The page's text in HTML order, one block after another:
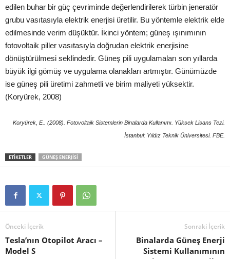
edilen buhar bir güç çevriminde değerlendirilerek türbin jeneratör
grubu vasıtasıyla elektrik enerjisi üretilir. Bu yöntemle elektrik elde
edilmesinde verim düşüktür. İkinci yöntem; güneş ışınımının
fotovoltaik piller vasıtasıyla doğrudan elektrik enerjisine
dönüştürülmesi seklindedir. Güneş pili uygulamaları son yıllarda
büyük ilgi gömüş ve uygulama olanakları artmıştır. Günümüzde
ise güneş pili üretimi zahmetli ve birim maliyeti yüksektir.
(Koryürek, 2008)
Koryürek, E.. (2008). Fotovoltaik Sistemlerin Binalarda Kullanımı. Yüksek Lisans Tezi.
İstanbul: Yıldız Teknik Üniversitesi. FBE.
ETIKETLER GÜNEŞ ENERJISI
Önceki İçerik
Tesla’nın Otopilot Aracı –
Model S
Sonraki İçerik
Binalarda Güneş Enerji
Sistemi Kullanımının